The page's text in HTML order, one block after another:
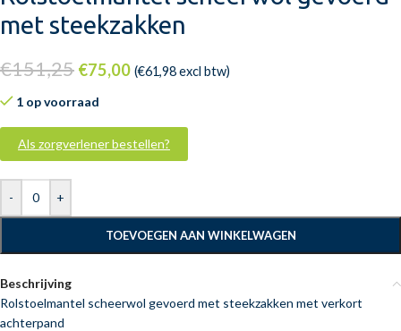
met steekzakken
€151,25 €75,00 (€61,98excl btw)
1 op voorraad
- +
TOEVOEGEN AAN WINKELWAGEN
Als zorgverlener bestellen?
Beschrijving
Rolstoelmantel scheerwol gevoerd met steekzakken met verkort
achterpand